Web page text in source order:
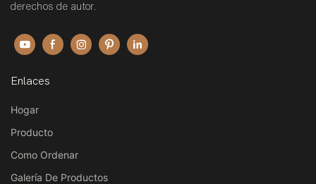
derechos de autor.
Enlaces
Hogar
Producto
Como Ordenar
Galería De Productos